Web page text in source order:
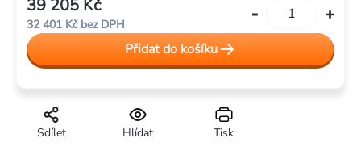
Tisk
Hlídat
Sdílet
39 205 Kč
32 401 Kč bez DPH
cena:
Přidat do košíku